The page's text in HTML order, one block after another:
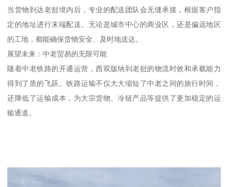
当货物到达老挝境内后，专业的配送团队会无缝承接，根据客户指
定的地址进行末端配送。无论是城市中心的商业区，还是偏远地区
的工地，都能确保货物安全、及时地送达。
展望未来：中老贸易的无限可能
随着中老铁路的开通运营，西双版纳到老挝的物流时效和承载能力
得到了质的飞跃。铁路运输不仅大大缩短了中老之间的旅行时间，
还降低了运输成本，为大宗货物、冷链产品等提供了更加稳定的运
输通道。